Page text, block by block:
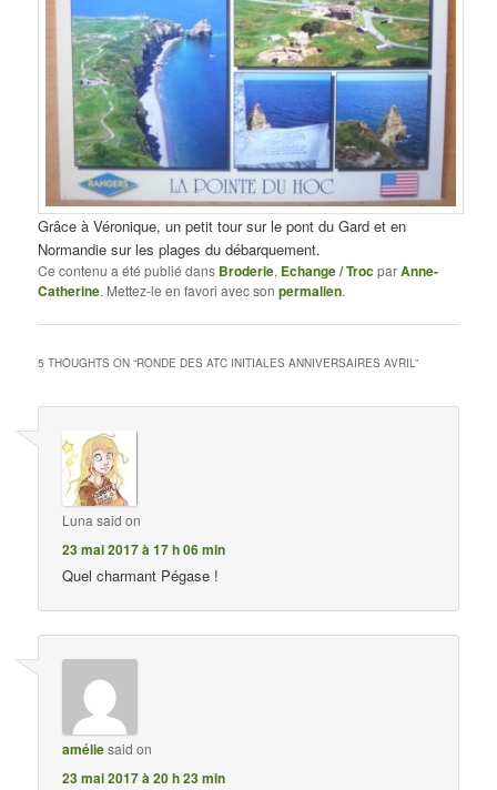
Grâce à Véronique, un petit tour sur le pont du Gard et en
Normandie sur les plages du débarquement.
Ce contenu a été publié dans Broderie, Echange / TrocparAnne-
Catherine. Mettez-le en favori avec sonpermalien.
5 THOUGHTS ON “RONDE DES ATC INITIALES ANNIVERSAIRES AVRIL”
Luna said on
23 mai 2017 à 17 h 06 min
Quel charmant Pégase !
améliesaid on
23 mai 2017 à 20 h 23 min